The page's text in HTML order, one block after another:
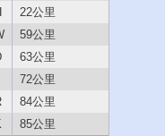
22公里
59公里
63公里
72公里
84公里
85公里